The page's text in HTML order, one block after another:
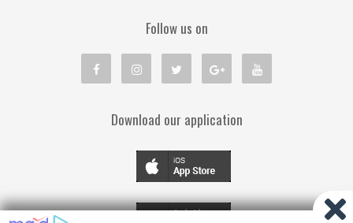
Follow us on
Download our application